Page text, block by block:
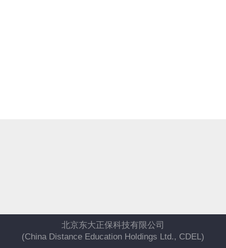
北京东大正保科技有限公司
(China Distance Education Holdings Ltd., CDEL)